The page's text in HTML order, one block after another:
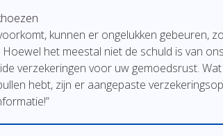
kunnen er ongelukken gebeuren,
het meestal niet de schuld is van
verzekeringen voor uw gemoedsrust.
hebt, zijn er aangepaste